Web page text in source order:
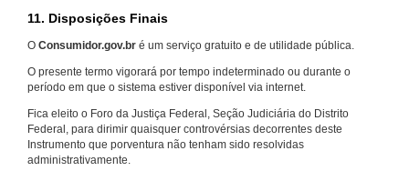
11. Disposições Finais
O Consumidor.gov.br é um serviço gratuito e de utilidade pública.
O presente termo vigorará por tempo indeterminado ou durante o
período em que o sistema estiver disponível via internet.
Fica eleito o Foro da Justiça Federal, Seção Judiciária do Distrito
Federal, para dirimir quaisquer controvérsias decorrentes deste
Instrumento que porventura não tenham sido resolvidas
administrativamente.